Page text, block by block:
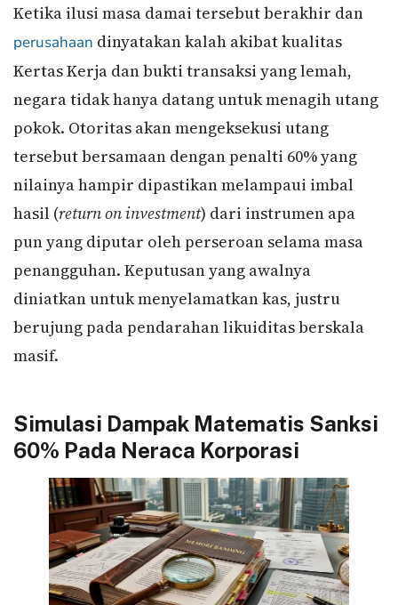
Ketika ilusi masa damai tersebut berakhir dan
perusahaan dinyatakan kalah akibat kualitas
Kertas Kerja dan bukti transaksi yang lemah,
negara tidak hanya datang untuk menagih utang
pokok. Otoritas akan mengeksekusi utang
tersebut bersamaan dengan penalti 60% yang
nilainya hampir dipastikan melampaui imbal
hasil (return on investment) dari instrumen apa
pun yang diputar oleh perseroan selama masa
penangguhan. Keputusan yang awalnya
diniatkan untuk menyelamatkan kas, justru
berujung pada pendarahan likuiditas berskala
masif.
Simulasi Dampak Matematis Sanksi
60% Pada Neraca Korporasi